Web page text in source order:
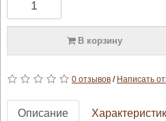
В корзину
0 отзывов/ Написать
Описание